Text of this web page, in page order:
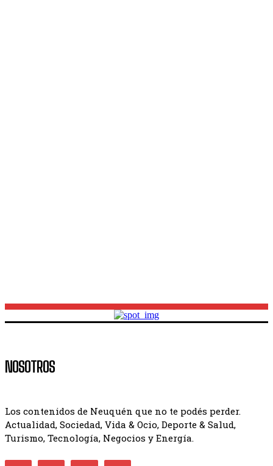
NOSOTROS
Los contenidos de Neuquén que no te podés perder.
Actualidad, Sociedad, Vida & Ocio, Deporte & Salud,
Turismo, Tecnología, Negocios y Energía.